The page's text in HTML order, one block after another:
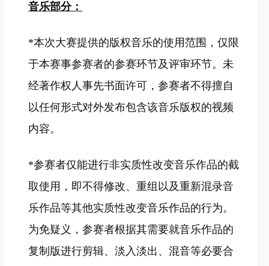
音乐部分：
*本次大赛提供的版权音乐的使用范围，仅限
于本赛事参赛者的参赛环节及评审环节。未
经著作权人事先书面许可，参赛者不得擅自
以任何形式对外发布包含该音乐版权的视频
内容。
*参赛者仅能进行非实质性改变音乐作品的截
取使用，即不得修改、重组以及重新混录音
乐作品等其他实质性改变音乐作品的行为。
为免疑义，参赛者根据其需要就音乐作品的
复制版进行剪辑、淡入淡出、混音等必要合